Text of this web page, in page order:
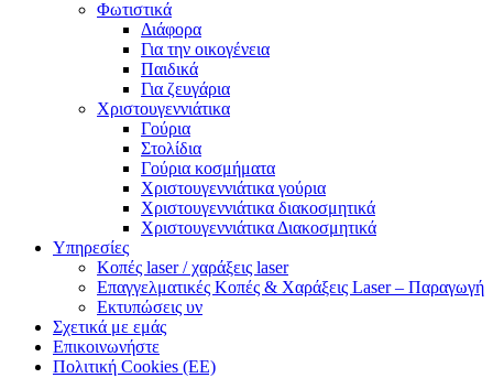
Φωτιστικά
Διάφορα
Για την οικογένεια
Παιδικά
Για ζευγάρια
Χριστουγεννιάτικα
Γούρια
Στολίδια
Γούρια κοσμήματα
Χριστουγεννιάτικα γούρια
Χριστουγεννιάτικα διακοσμητικά
Χριστουγεννιάτικα Διακοσμητικά
Υπηρεσίες
Κοπές laser / χαράξεις laser
Επαγγελματικές Κοπές & Χαράξεις Laser – Παραγωγή
Εκτυπώσεις υν
Σχετικά με εμάς
Επικοινωνήστε
Πολιτική Cookies (ΕΕ)